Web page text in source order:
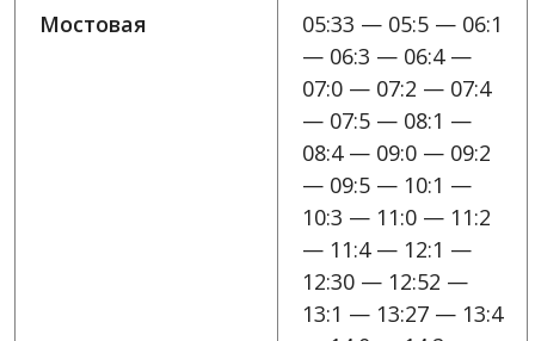
Мостовая
05:33 — 05:5 — 06:1
— 06:3 — 06:4 —
07:0 — 07:2 — 07:4
— 07:5 — 08:1 —
08:4 — 09:0 — 09:2
— 09:5 — 10:1 —
10:3 — 11:0 — 11:2
— 11:4 — 12:1 —
12:30 — 12:52 —
13:1 — 13:27 — 13:4